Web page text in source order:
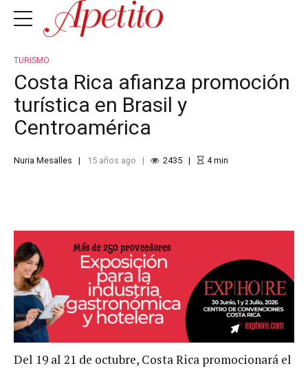
TURISMO
Costa Rica afianza promoción
turística en Brasil y
Centroamérica
Nuria Mesalles 15 años ago 2435 4min
Del 19 al 21 de octubre, Costa Rica promocionará el